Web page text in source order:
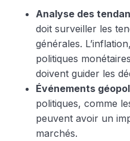
Analyse des
doit surveiller les
générales.
politiques
doivent guider les
Événements
politiques, comme
peuvent avoir un
marchés.